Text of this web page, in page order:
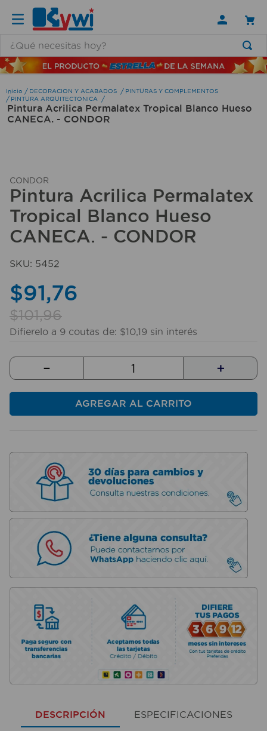
DECORACION Y ACABADOS
PINTURAS Y COMPLEMENTOS
PINTURA ARQUITECTONICA
Pintura Acrilica Permalatex Tropical Blanco Hueso
CANECA. - CONDOR
CONDOR
Pintura Acrilica Permalatex
Tropical Blanco Hueso
CANECA. - CONDOR
SKU: 5452
$91,76
$101,96
Difierelo a 9 coutas de: $10,19 sin interés
＋
－
AGREGAR AL CARRITO
DESCRIPCIÓN ESPECIFICACIONES
TÉRMINOS MÁS BUSCADOS
1 .
lamparas
2.
ducha
6.
escritorio
7.
cerradura
8.
aspiradora